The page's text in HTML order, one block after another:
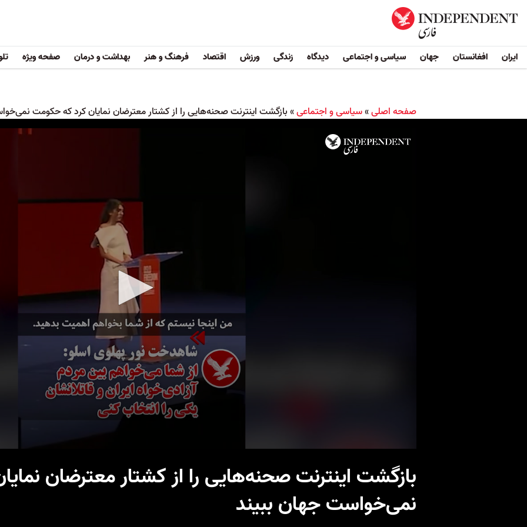
ایران افغانستان جهان سیاسی و اجتماعی دیدگاه زندگی ورزش اقتصاد فرهنگ و هنر بهداشت و درمان صفحه ویژه
صفحه اصلی»سیاسی و اجتماعی»بازگشت اینترنت صحنه‌هایی را از کشتار معترضان نمایان کرد که حکومت
بازگشت اینترنت صحنه‌هایی را از کشتار معترضان
نمی‌خواست جهان ببیند